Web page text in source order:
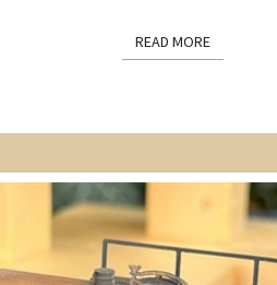
READ MOREREAD MORE